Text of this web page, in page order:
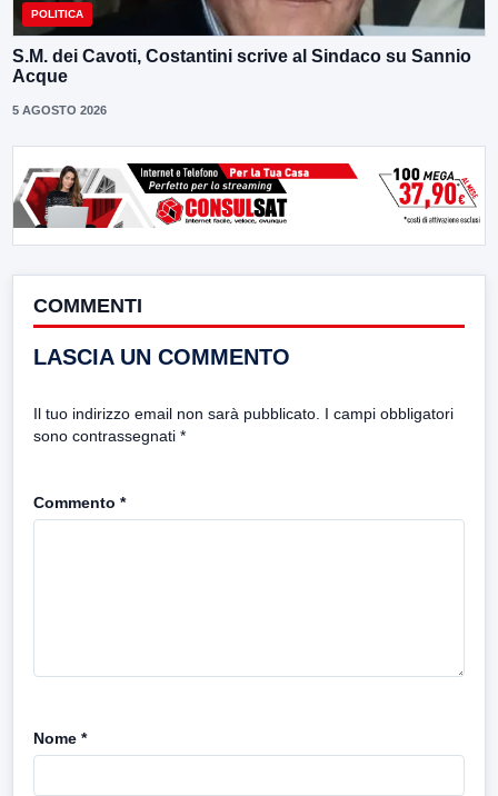
POLITICA
S.M. dei Cavoti, Costantini scrive al Sindaco su Sannio
Acque
5 AGOSTO 2026
COMMENTI
LASCIA UN COMMENTO
Il tuo indirizzo email non sarà pubblicato. I campi obbligatori
sono contrassegnati *
Commento *
Nome *